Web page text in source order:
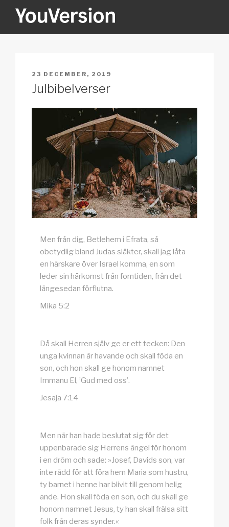
YOUVERSION
PUBLICERAT
23 DECEMBER, 2019
Julbibelverser
Men från dig, Betlehem i Efrata, så
obetydlig bland Judas släkter, skall jag låta
en härskare över Israel komma, en som
leder sin härkomst från forntiden, från det
längesedan förflutna.
Mika 5:2
Då skall Herren själv ge er ett tecken: Den
unga kvinnan är havande och skall föda en
son, och hon skall ge honom namnet
Immanu El, ’Gud med oss’.
Jesaja 7:14
Men när han hade beslutat sig för det
uppenbarade sig Herrens ängel för honom
i en dröm och sade: »Josef, Davids son, var
inte rädd för att föra hem Maria som hustru,
ty barnet i henne har blivit till genom helig
ande. Hon skall föda en son, och du skall ge
honom namnet Jesus, ty han skall frälsa sitt
folk från deras synder.«